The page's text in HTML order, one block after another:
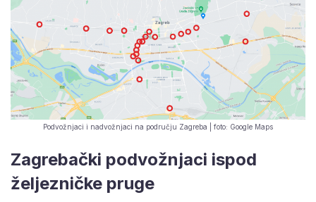
Podvožnjaci i nadvožnjaci na području Zagreba | foto: Google Maps
Zagrebački podvožnjaci ispod
željezničke pruge